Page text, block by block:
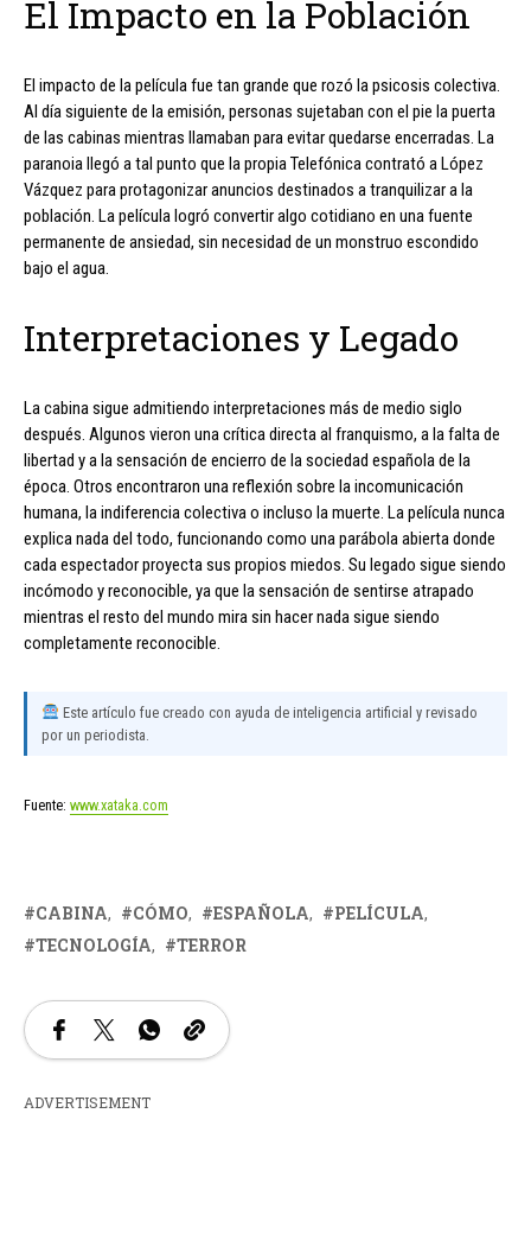
El Impacto en la Población
El impacto de la película fue tan grande que rozó la psicosis colectiva.
Al día siguiente de la emisión, personas sujetaban con el pie la puerta
de las cabinas mientras llamaban para evitar quedarse encerradas. La
paranoia llegó a tal punto que la propia Telefónica contrató a López
Vázquez para protagonizar anuncios destinados a tranquilizar a la
población. La película logró convertir algo cotidiano en una fuente
permanente de ansiedad, sin necesidad de un monstruo escondido
bajo el agua.
Interpretaciones y Legado
La cabina sigue admitiendo interpretaciones más de medio siglo
después. Algunos vieron una crítica directa al franquismo, a la falta de
libertad y a la sensación de encierro de la sociedad española de la
época. Otros encontraron una reflexión sobre la incomunicación
humana, la indiferencia colectiva o incluso la muerte. La película nunca
explica nada del todo, funcionando como una parábola abierta donde
cada espectador proyecta sus propios miedos. Su legado sigue siendo
incómodo y reconocible, ya que la sensación de sentirse atrapado
mientras el resto del mundo mira sin hacer nada sigue siendo
completamente reconocible.
Este artículo fue creado con ayuda de inteligencia artificial y revisado
por un periodista.
Fuente: www.xataka.com
CABINA CÓMO ESPAÑOLA
PELÍCULA
TECNOLOGÍA
TERROR
ADVERTISEMENT